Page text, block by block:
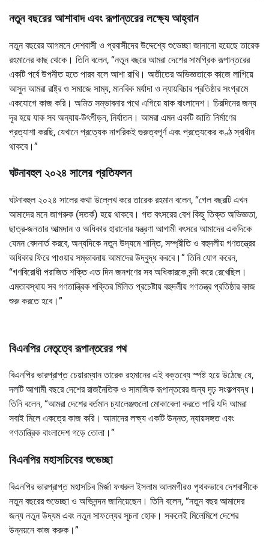
নতুন বছরের আশাবাদ এবং রূপান্তরের লক্ষ্যে আহ্বান
নতুন বছরের আগমনে দেশবাসী ও প্রবাসীদের উদ্দেশ্যে শুভেচ্ছা জানানো হয়েছে তারেক
রহমানের কাছ থেকে। তিনি বলেন, “নতুন বছরে আমরা দেশের সামগ্রিক রূপান্তরের
একটি পর্বে উপনীত হতে পারব বলে আশা রাখি। অতীতের অভিজ্ঞতাকে কাজে লাগিয়ে
আসুন আমরা রাষ্ট্র ও সমাজে সাম্য, মানবিক মর্যাদা ও ন্যায়বিচার প্রতিষ্ঠার সংগ্রামে
একযোগে কাজ করি। অমিত সম্ভাবনার পথে এগিয়ে যাক বাংলাদেশ। চিরদিনের জন্য
দূর হয়ে যাক সব অন্যায়-উৎপীড়ন, নির্যাতন। আমরা এমন একটি জাতি নির্মাণের
প্রত্যাশা করছি, যেখানে প্রত্যেক নাগরিকই গুরুত্বপূর্ণ এবং প্রত্যেকের কণ্ঠ স্বাধীন
থাকবে।”
ঘটনাবহুল ২০২৪ সালের প্রতিফলন
ঘটনাবহুল ২০২৪ সালের কথা উল্লেখ করে তারেক রহমান বলেন, “গেল বছরটি এখন
আমাদের মনে জাগরুক (সতর্ক) হয়ে থাকবে। গত বৎসরের বেশ কিছু তিক্ত অভিজ্ঞতা,
ছাত্র-জনতার আত্মদান ও অধিকার হারানোর যন্ত্রণা আগামী বৎসরে আমাদের একদিকে
যেমন বেদনার্ত করবে, অন্যদিকে নতুন উদ্যমে শান্তি, সম্প্রীতি ও বহুদলীয় গণতন্ত্রের
অধিকার ফিরে পাওয়ার সম্ভাবনায় আমাদের উদ্বুদ্ধ করবে।” তিনি যোগ করেন,
“গণবিরোধী পরাজিত শক্তি এত দিন জনগণের সব অধিকারকে বন্দী করে রেখেছিল।
এমতাবস্থায় সব গণতান্ত্রিক শক্তির মিলিত প্রচেষ্টায় বহুদলীয় গণতন্ত্র প্রতিষ্ঠার কাজ
শুরু করতে হবে।”
বিএনপির নেতৃত্বে রূপান্তরের পথ
বিএনপির ভারপ্রাপ্ত চেয়ারম্যান তারেক রহমানের এই বক্তব্যে স্পষ্ট হয়ে উঠেছে যে,
দলটি আগামী বছরে দেশের রাজনৈতিক ও সামাজিক রূপান্তরের জন্য দৃঢ় সংকল্পবদ্ধ।
তিনি বলেন, “আমরা দেশের বর্তমান চ্যালেঞ্জগুলো মোকাবেলা করতে পারি যদি আমরা
সবাই মিলে একত্রে কাজ করি। আমাদের লক্ষ্য একটি উন্নত, ন্যায়সঙ্গত এবং
গণতান্ত্রিক বাংলাদেশ গড়ে তোলা।”
বিএনপির মহাসচিবের শুভেচ্ছা
বিএনপির ভারপ্রাপ্ত মহাসচিব মির্জা ফখরুল ইসলাম আলমগীরও পৃথকভাবে দেশবাসীকে
নতুন বছরের শুভেচ্ছা ও অভিনন্দন জানিয়েছেন। তিনি বলেন, “নতুন বছর আমাদের
জন্য নতুন উদ্যম এবং নতুন সাফল্যের সূচনা হোক। সকলেই মিলেমিশে দেশের
উন্নয়নে কাজ করুক।”